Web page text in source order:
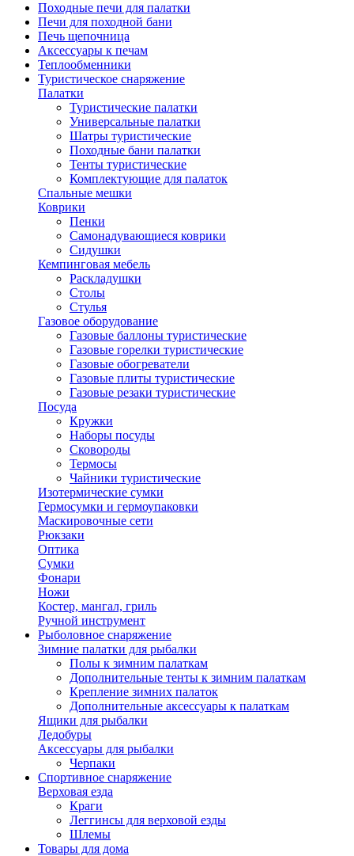
Походные печи для палатки
Печи для походной бани
Печь щепочница
Аксессуары к печам
Теплообменники
Туристическое снаряжение
Палатки
Туристические палатки
Универсальные палатки
Шатры туристические
Походные бани палатки
Тенты туристические
Комплектующие для палаток
Спальные мешки
Коврики
Пенки
Самонадувающиеся коврики
Сидушки
Кемпинговая мебель
Раскладушки
Столы
Стулья
Газовое оборудование
Газовые баллоны туристические
Газовые горелки туристические
Газовые обогреватели
Газовые плиты туристические
Газовые резаки туристические
Посуда
Кружки
Наборы посуды
Сковороды
Термосы
Чайники туристические
Изотермические сумки
Гермосумки и гермоупаковки
Маскировочные сети
Рюкзаки
Оптика
Сумки
Фонари
Ножи
Костер, мангал, гриль
Ручной инструмент
Рыболовное снаряжение
Зимние палатки для рыбалки
Полы к зимним палаткам
Дополнительные тенты к зимним палаткам
Крепление зимних палаток
Дополнительные аксессуары к палаткам
Ящики для рыбалки
Ледобуры
Аксессуары для рыбалки
Черпаки
Спортивное снаряжение
Верховая езда
Краги
Леггинсы для верховой езды
Шлемы
Товары для дома